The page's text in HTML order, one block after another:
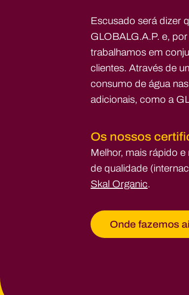
Escusado será dizer
GLOBALG.A.P. e,
trabalhamos em
clientes. Através de
consumo de água
adicionais, como a
Os nossos
Melhor, mais rápido
de qualidade
Skal Organic.
Onde fazemos